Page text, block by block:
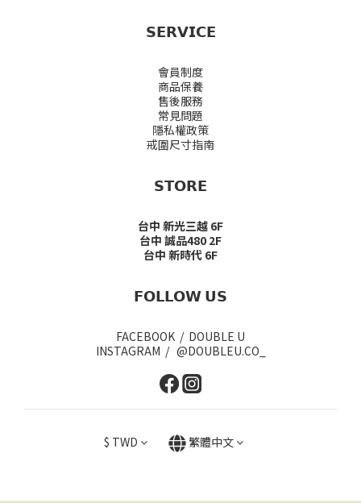
𝗦𝗘𝗥𝗩𝗜𝗖𝗘
會員制度
商品保養
售後服務
常見問題
隱私權政策
戒圍尺寸指南
𝗦𝗧𝗢𝗥𝗘
台中 新光三越 6F
台中 誠品480 2F
台中 新時代 6F
𝗙𝗢𝗟𝗟𝗢𝗪 𝗨𝗦
FACEBOOK / DOUBLE U
INSTAGRAM / @DOUBLEU.CO_
$ TWD 繁體中文